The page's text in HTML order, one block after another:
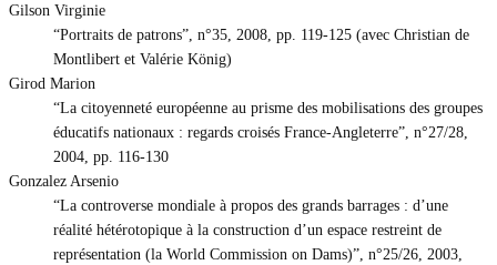
Gilson Virginie
“Portraits de patrons”, n°35, 2008, pp. 119-125 (avec Christian de
Montlibert et Valérie König)
Girod Marion
“La citoyenneté européenne au prisme des mobilisations des groupes
éducatifs nationaux : regards croisés France-Angleterre”, n°27/28,
2004, pp. 116-130
Gonzalez Arsenio
“La controverse mondiale à propos des grands barrages : d’une
réalité hétérotopique à la construction d’un espace restreint de
représentation (la World Commission on Dams)”, n°25/26, 2003,